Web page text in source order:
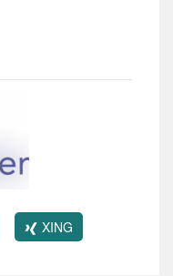
XING